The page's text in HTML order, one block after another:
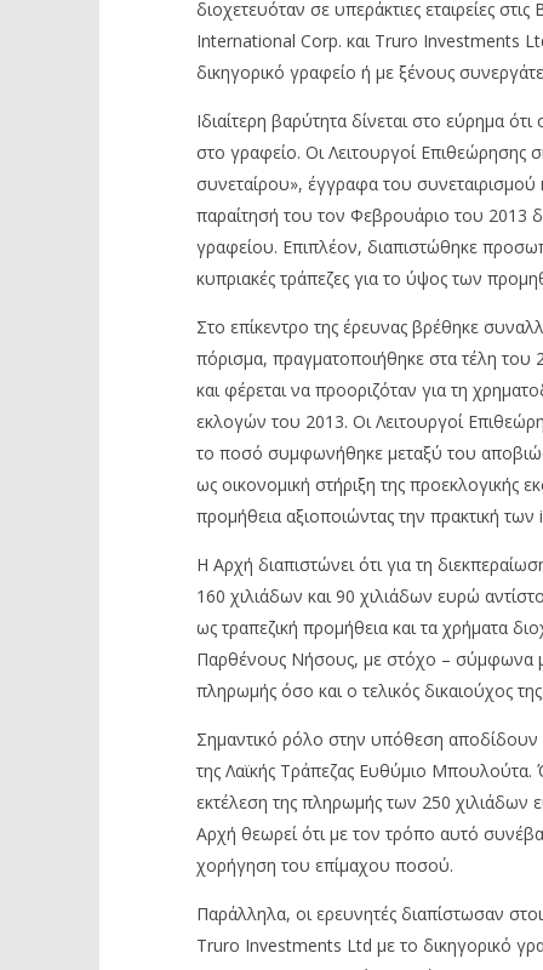
διοχετευόταν σε υπεράκτιες εταιρείες
International Corp. και Truro Investments
δικηγορικό γραφείο ή με ξένους
Ιδιαίτερη βαρύτητα δίνεται στο εύρημα
στο γραφείο. Οι Λειτουργοί Επιθεώρησης
συνεταίρου», έγγραφα του συνεταιρισμού
παραίτησή του τον Φεβρουάριο του 2013
γραφείου. Επιπλέον, διαπιστώθηκε
κυπριακές τράπεζες για το ύψος των
Στο επίκεντρο της έρευνας βρέθηκε
πόρισμα, πραγματοποιήθηκε στα τέλη
και φέρεται να προοριζόταν για τη
εκλογών του 2013. Οι Λειτουργοί
το ποσό συμφωνήθηκε μεταξύ του
ως οικονομική στήριξη της προεκλογικής
προμήθεια αξιοποιώντας την πρακτική
Η Αρχή διαπιστώνει ότι για τη
160 χιλιάδων και 90 χιλιάδων ευρώ
ως τραπεζική προμήθεια και τα χρήματα
Παρθένους Νήσους, με στόχο – σύμφωνα
πληρωμής όσο και ο τελικός δικαιούχος
Σημαντικό ρόλο στην υπόθεση
της Λαϊκής Τράπεζας Ευθύμιο Μπουλούτα.
εκτέλεση της πληρωμής των 250 χιλιάδων
Αρχή θεωρεί ότι με τον τρόπο αυτό
χορήγηση του επίμαχου ποσού.
Παράλληλα, οι ερευνητές διαπίστωσαν
Truro Investments Ltd με το δικηγορικό